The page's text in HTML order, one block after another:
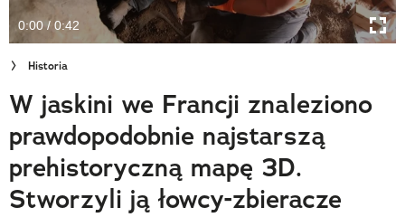
Cuda Polski
Wielki Konkurs Fotograficzny
Trendbook Podróżniczy
Polecane
0:00 / 0:42
Historia
W jaskini we Francji znaleziono
prawdopodobnie najstarszą
prehistoryczną mapę 3D.
Stworzyli ją łowcy-zbieracze